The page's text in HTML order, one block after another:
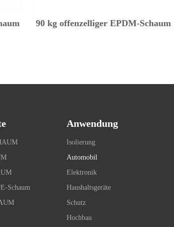
90 kg offenzelliger EPDM-Schaum
Schaum
Anwendung
Isolierung
Automobil
Elektronik
Haushaltsgeräte
Schutz
Hochbau